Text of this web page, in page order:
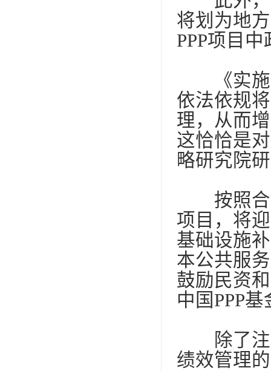
将划为地
PPP项目中
《实施
依法依规
理，从而
这恰恰是
略研究院
按照合
项目，将
基础设施
本公共服
鼓励民资
中国 PPP基
除了注
绩效管理的